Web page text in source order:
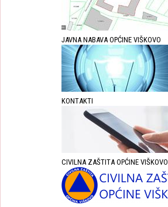
JAVNA NABAVA OPĆINE VIŠKOVO
KONTAKTI
CIVILNA ZAŠTITA OPĆINE VIŠKOVO